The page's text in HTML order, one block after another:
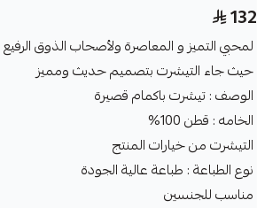
132
لمحبي التميز و المعاصرة ولأصحاب الذوق الرفيع
حيث جاء التيشرت بتصميم حديث ومميز
الوصف : تيشرت باكمام قصيرة
الخامه : قطن 100%
التيشرت من خيارات المنتج
نوع الطباعة : طباعة عالية الجودة
مناسب للجنسين